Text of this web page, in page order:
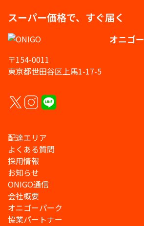
スーパー価格で、すぐ届く
オニゴー
〒154-0011
東京都世田谷区上馬1-17-5
配達エリア
よくある質問
採用情報
お知らせ
ONIGO通信
会社概要
オニゴーパーク
協業パートナー